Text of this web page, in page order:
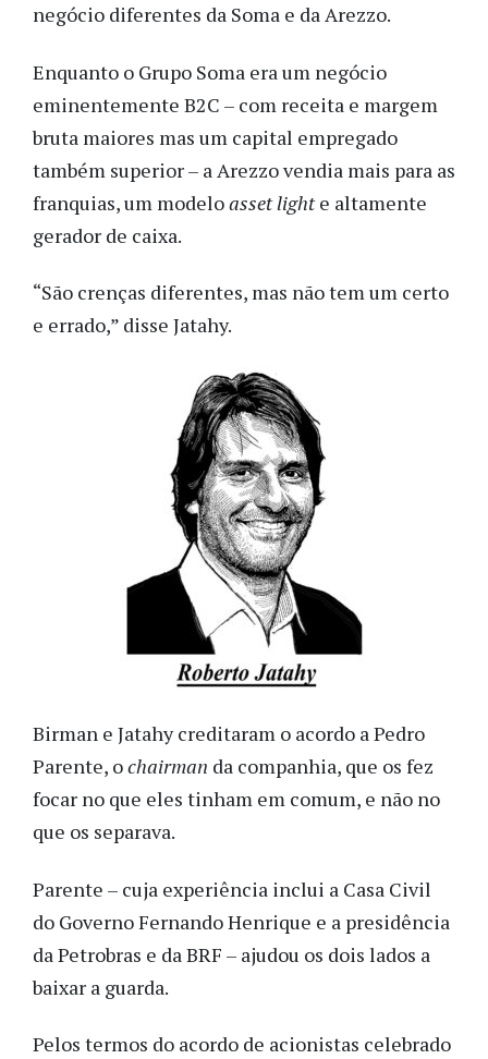
negócio diferentes da Soma e da Arezzo.
Enquanto o Grupo Soma era um negócio
eminentemente B2C – com receita e margem
bruta maiores mas um capital empregado
também superior – a Arezzo vendia mais para as
franquias, um modeloasset lighte altamente
gerador de caixa.
“São crenças diferentes, mas não tem um certo
e errado,” disse Jatahy.
Birman e Jatahy creditaram o acordo a Pedro
Parente, ochairman da companhia, que os fez
focar no que eles tinham em comum, e não no
que os separava.
Parente – cuja experiência inclui a Casa Civil
do Governo Fernando Henrique e a presidência
da Petrobras e da BRF – ajudou os dois lados a
baixar a guarda.
Pelos termos do acordo de acionistas celebrado